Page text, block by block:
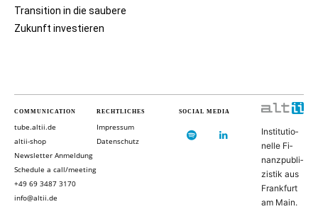
Transition in die saubere
Zukunft investieren
COMMUNICATION
tube.altii.de
altii-shop
Newsletter Anmeldung
Schedule a call/meeting
+49 69 3487 3170
info@altii.de
RECHTLICHES
Impressum
Datenschutz
SOCIAL MEDIA
In­sti­tu­ti­o­
nel­le Fi­
nanz­pu­bli­
zis­tik aus
Frank­furt
am Main.